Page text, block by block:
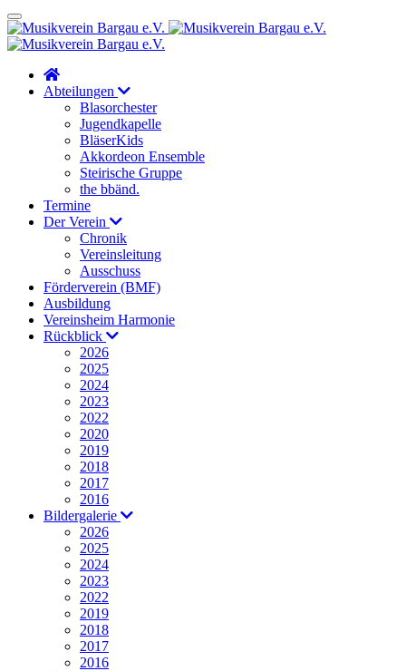
Abteilungen
Blasorchester
Jugendkapelle
BläserKids
Akkordeon Ensemble
Steirische Gruppe
the bbänd.
Termine
Der Verein
Chronik
Vereinsleitung
Ausschuss
Förderverein (BMF)
Ausbildung
Vereinsheim Harmonie
Rückblick
2026
2025
2024
2023
2022
2020
2019
2018
2017
2016
Bildergalerie
2026
2025
2024
2023
2022
2019
2018
2017
2016